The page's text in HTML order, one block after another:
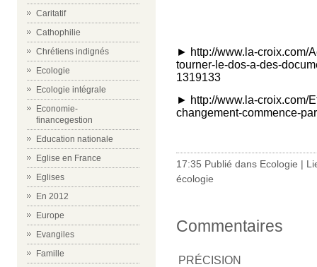
Caritatif
Cathophilie
Chrétiens indignés
Ecologie
Ecologie intégrale
Economie-
financegestion
Education nationale
Eglise en France
Eglises
En 2012
Europe
Evangiles
Famille
► http://www.la-croix.com/
tourner-le-dos-a-des-
1319133
► http://www.la-croix.com/
changement-commence-
17:35 Publié dans Ecologie |
écologie
Commentaires
PRÉCISION